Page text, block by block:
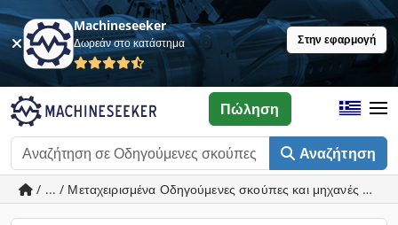
Machineseeker
Δωρεάν στο κατάστημα Στην εφαρμογή
Αναζήτηση
Πώληση
/ ... / Μεταχειρισμένα Οδηγούμενες σκούπες και μηχανές